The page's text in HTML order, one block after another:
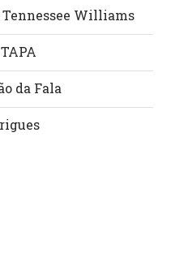
Tennessee Williams
da Fala